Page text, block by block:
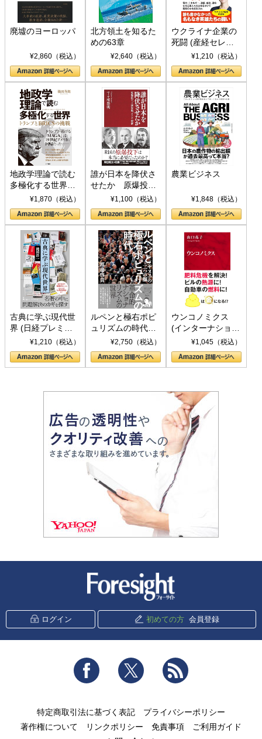
廃墟のヨーロッパ
¥2,860（税込）
北方領土を知るた
めの63章
¥2,640（税込）
ウクライナ企業の
死闘 (産経セレク
ト S 039)¥1,210（税込）
地政学理論で読む
多極化する世界：
トランプとBRICS
の挑戦
¥1,870（税込）
誰が日本を降伏さ
せたか 原爆投
下、ソ連参戦、そ
して聖断 (PHP新
書)
¥1,100（税込）
農業ビジネス
¥1,848（税込）
古典に学ぶ現代世
界 (日経プレミア
シリーズ)¥1,210（税込）
ルペンと極右ポピ
ュリズムの時代：
〈ヤヌス〉の二つ
の顔
¥2,750（税込）
ウンコノミクス
(インターナショナ
ル新書)¥1,045（税込）
ログイン 初めての方 会員登録
Facebook Twitter
特定商取引法に基づく表記
プライバシーポリシー
著作権について
リンクポリシー 免責事項
ご利用ガイド